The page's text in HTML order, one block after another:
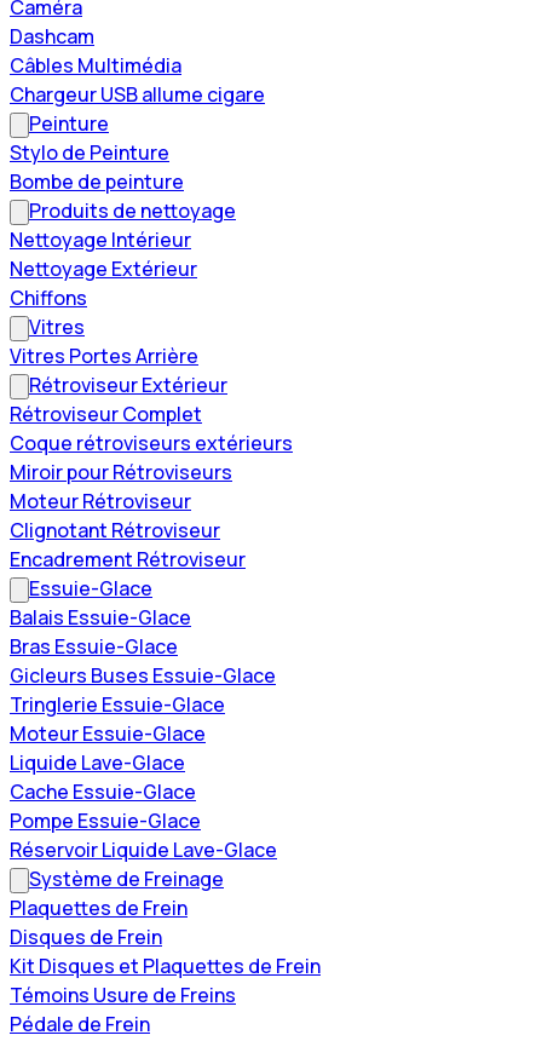
Caméra
Dashcam
Câbles Multimédia
Chargeur USB allume cigare
Peinture
Stylo de Peinture
Bombe de peinture
Produits de nettoyage
Nettoyage Intérieur
Nettoyage Extérieur
Chiffons
Vitres
Vitres Portes Arrière
Rétroviseur Extérieur
Rétroviseur Complet
Coque rétroviseurs extérieurs
Miroir pour Rétroviseurs
Moteur Rétroviseur
Clignotant Rétroviseur
Encadrement Rétroviseur
Essuie-Glace
Balais Essuie-Glace
Bras Essuie-Glace
Gicleurs Buses Essuie-Glace
Tringlerie Essuie-Glace
Moteur Essuie-Glace
Liquide Lave-Glace
Cache Essuie-Glace
Pompe Essuie-Glace
Réservoir Liquide Lave-Glace
Système de Freinage
Plaquettes de Frein
Disques de Frein
Kit Disques et Plaquettes de Frein
Témoins Usure de Freins
Pédale de Frein